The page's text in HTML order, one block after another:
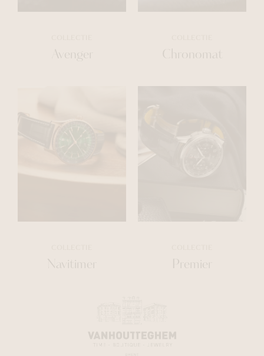
Avenger Chronomat
Navitimer Premier